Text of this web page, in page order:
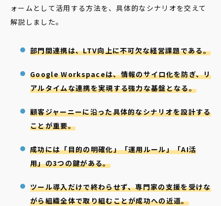
ォームとして活用する方法を、具体的なシナリオを交えて
解説しました。
部門間連携は、LTV向上に不可欠な経営課題である。
Google Workspaceは、情報のサイロ化を防ぎ、リ
アルタイムな連携を実現する強力な基盤となる。
顧客ジャーニーに沿った具体的なシナリオを設計する
ことが重要。
成功には「目的の明確化」「運用ルール」「AI活
用」の3つの鍵がある。
ツール導入だけで終わらせず、専門家の支援を受けな
がら組織全体で取り組むことが成功への近道。